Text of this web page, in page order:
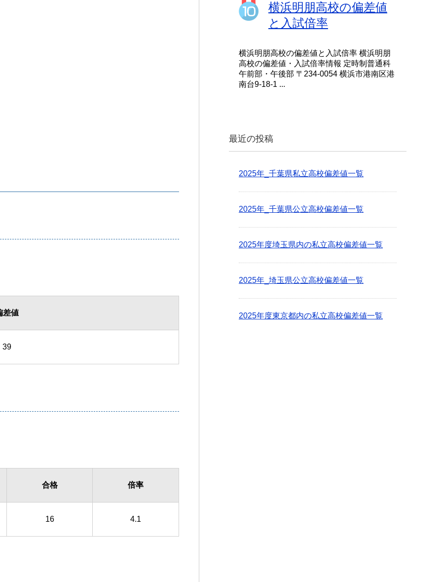
差値
39
合格 倍率
16 4.1
横浜明朋高校の偏差値
と入試倍率
横浜明朋高校の偏差値と入試倍率 横浜明朋
高校の偏差値・入試倍率情報 定時制普通科
午前部・午後部 〒234-0054 横浜市港南区港
南台9-18-1 ...
最近の投稿
2025年_千葉県私立高校偏差値一覧
2025年_千葉県公立高校偏差値一覧
2025年度埼玉県内の私立高校偏差値一覧
2025年_埼玉県公立高校偏差値一覧
2025年度東京都内の私立高校偏差値一覧